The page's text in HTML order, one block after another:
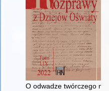
O odwadze twórczego